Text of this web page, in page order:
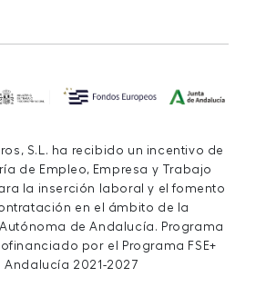
S.L. ha recibido un incentivo de
de Empleo, Empresa y Trabajo
la inserción laboral y el fomento
en el ámbito de la
de Andalucía. Programa
por el Programa FSE+
Andalucía 2021-2027